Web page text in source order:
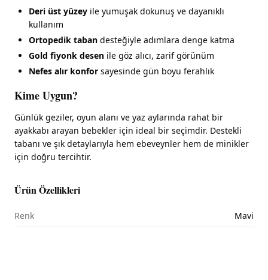
Deri üst yüzey ile yumuşak dokunuş ve dayanıklı
kullanım
Ortopedik taban desteğiyle adımlara denge katma
Gold fiyonk desen ile göz alıcı, zarif görünüm
Nefes alır konfor sayesinde gün boyu ferahlık
Kime Uygun?
Günlük geziler, oyun alanı ve yaz aylarında rahat bir
ayakkabı arayan bebekler için ideal bir seçimdir. Destekli
tabanı ve şık detaylarıyla hem ebeveynler hem de minikler
için doğru tercihtir.
Ürün Özellikleri
Renk Mavi